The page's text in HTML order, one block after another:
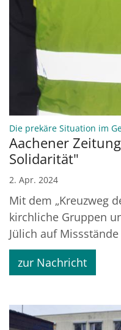
Die prekäre Situation im
Aachener
Solidarität"
2. Apr. 2024
Mit dem „Kreuzweg
kirchliche Gruppen
Jülich auf
zur Nachricht